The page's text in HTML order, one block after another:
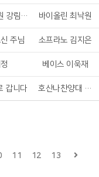
복의 근원 강림하사&내 맘의 주여 소망 되소서 바이올린 최낙원
주님 소프라노 김지은
베이스 이욱재
갑니다 호산나찬양대 남성 솔리스트
11 12 13